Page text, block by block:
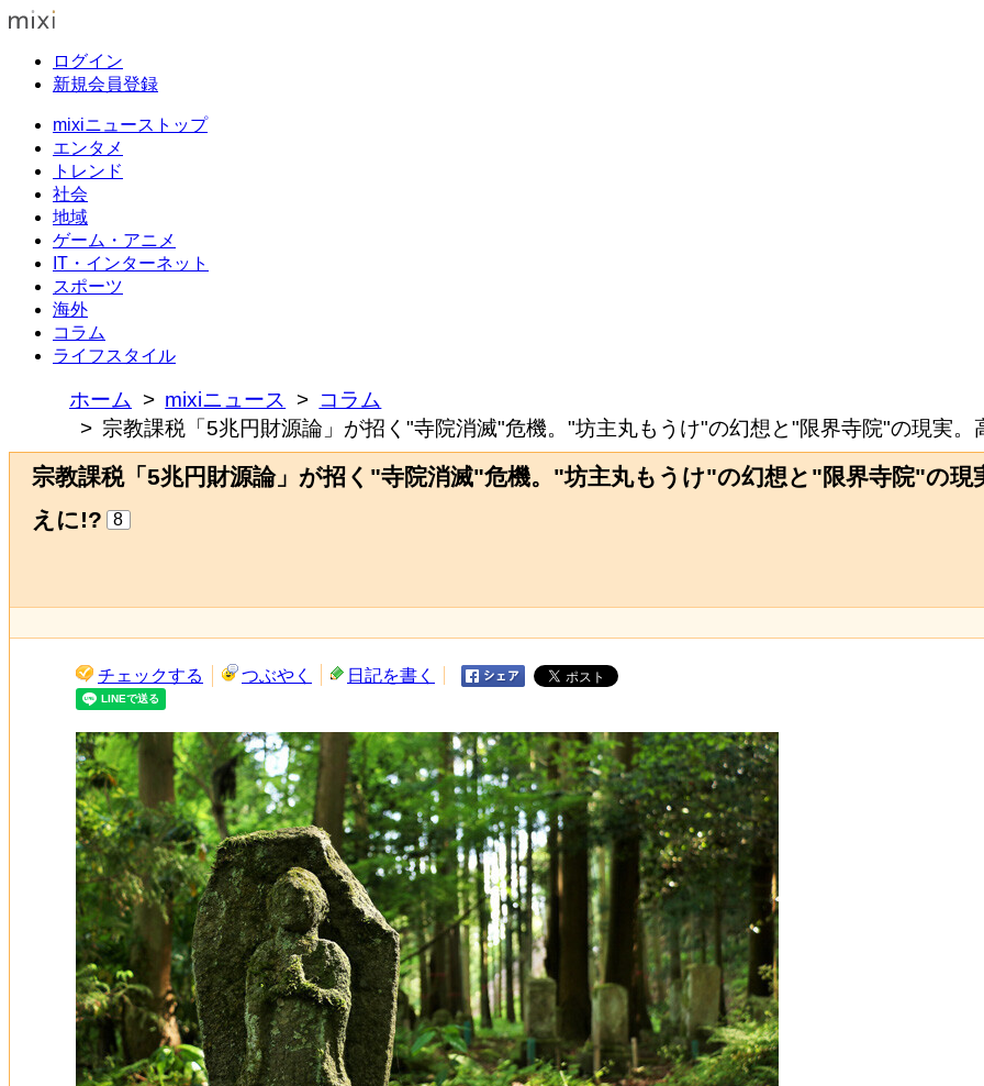
ログイン
新規会員登録
mixiニューストップ
エンタメ
トレンド
社会
地域
ゲーム・アニメ
IT・インターネット
スポーツ
海外
コラム
ライフスタイル
ホーム mixiニュース
コラム
宗教課税「5兆円財源論」が招く"寺院消滅"危機。"坊主丸もうけ"の幻想と"限界寺院"の現実
宗教課税「5兆円財源論」が招く"寺院消滅"危機。"坊主丸もうけ"の幻想と"限界寺院"の
えに!?
8
チェックする つぶやく 日記を書く